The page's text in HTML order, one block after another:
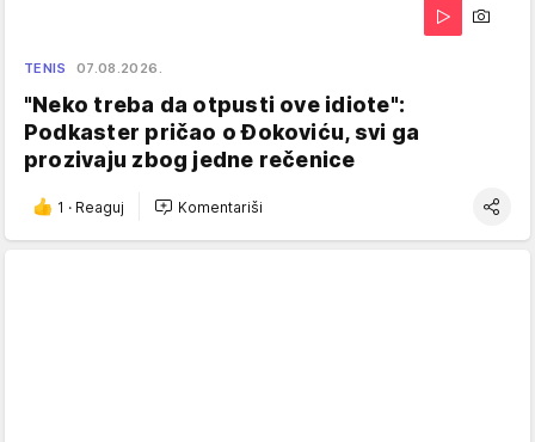
TENIS 07.08.2026.
"Neko treba da otpusti ove idiote":
Podkaster pričao o Đokoviću, svi ga
prozivaju zbog jedne rečenice
1 · Reaguj Komentariši